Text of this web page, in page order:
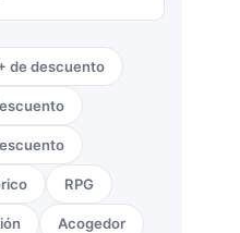
de descuento
RPG
Acogedor